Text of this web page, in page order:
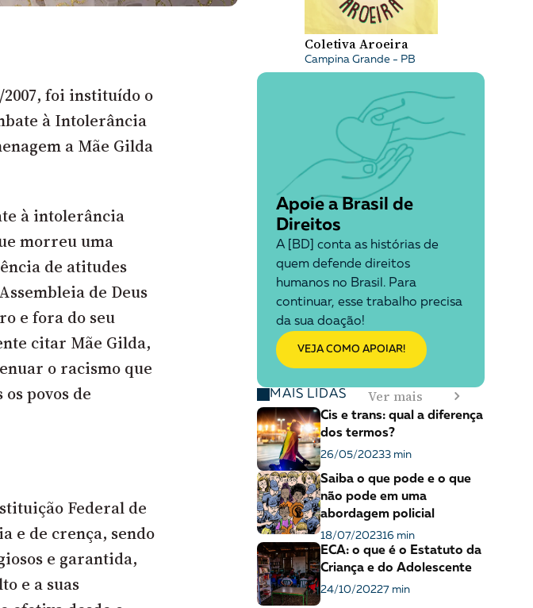
2007, foi instituído o
à Intolerância
a Mãe Gilda
à intolerância
morreu uma
de atitudes
de Deus
e fora do seu
citar Mãe Gilda,
o racismo que
povos de
Federal de
e de crença, sendo
e garantida,
e a suas
Coletiva Aroeira
Campina Grande - PB
Apoie a Brasil de
Direitos
A [BD] conta as histórias de
quem defende direitos
humanos no Brasil. Para
continuar, esse trabalho precisa
da sua doação!
VEJA COMO APOIAR!
MAIS LIDAS Ver mais
Cis e trans: qual a diferença
dos termos?
26/05/20233 min
Saiba o que pode e o que
não pode em uma
abordagem policial
18/07/202316 min
ECA: o que é o Estatuto da
Criança e do Adolescente
24/10/20227 min